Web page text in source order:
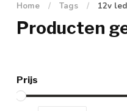
Home / Tags / 12v
Producten
Prijs